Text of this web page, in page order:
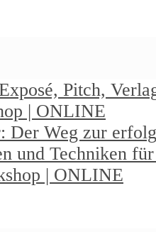
Pitch,
| ONLINE
Der Weg zur
und Techniken
| ONLINE